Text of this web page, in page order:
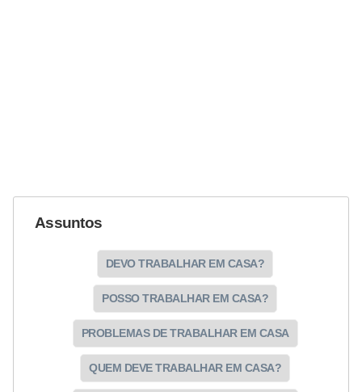
Assuntos
DEVO TRABALHAR EM CASA?
POSSO TRABALHAR EM CASA?
PROBLEMAS DE TRABALHAR EM CASA
QUEM DEVE TRABALHAR EM CASA?